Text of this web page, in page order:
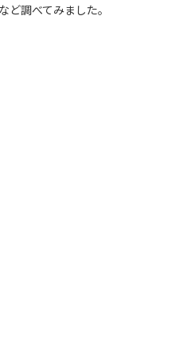
ど調べてみました。